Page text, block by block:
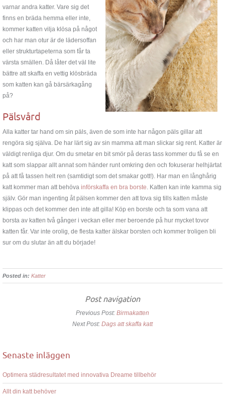
varnar andra katter. Vare sig det
finns en bräda hemma eller inte,
kommer katten vilja klösa på något
och har man otur är de lädersoffan
eller strukturtapeterna som får ta
värsta smällen. Då låter det väl lite
bättre att skaffa en vettig klösbräda
som katten kan gå bärsärkagång
på?
Pälsvård
Alla katter tar hand om sin päls, även de som inte har någon päls gillar att
rengöra sig själva. De har lärt sig av sin mamma att man slickar sig rent. Katter är
väldigt renliga djur. Om du smetar en bit smör på deras tass kommer du få se en
katt som slappar allt annat som händer runt omkring den och fokuserar helhjärtat
på att få tassen helt ren (samtidigt som det smakar gott!). Har man en långhårig
katt kommer man att behöva införskaffa en bra borste . Katten kan inte kamma sig
själv. Gör man ingenting åt pälsen kommer den att tova sig tills katten måste
klippas och det kommer den inte att gilla! Köp en borste och ta som vana att
borsta av katten två gånger i veckan eller mer beroende på hur mycket tovor
katten får. Var inte orolig, de flesta katter älskar borsten och kommer troligen bli
sur om du slutar än att du började!
Posted in: Katter
Post navigation
Previous Post: Birmakatten
Next Post: Dags att skaffa katt
Senaste inläggen
Optimera städresultatet med innovativa Dreame tillbehör
Allt din katt behöver